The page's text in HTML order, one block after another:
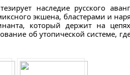
наследие русского
экшена, бластерами и
который держит на
об утопической системе,